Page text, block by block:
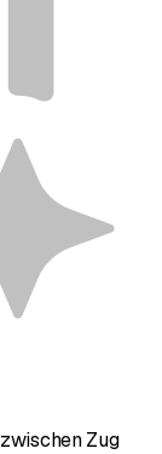
Zug